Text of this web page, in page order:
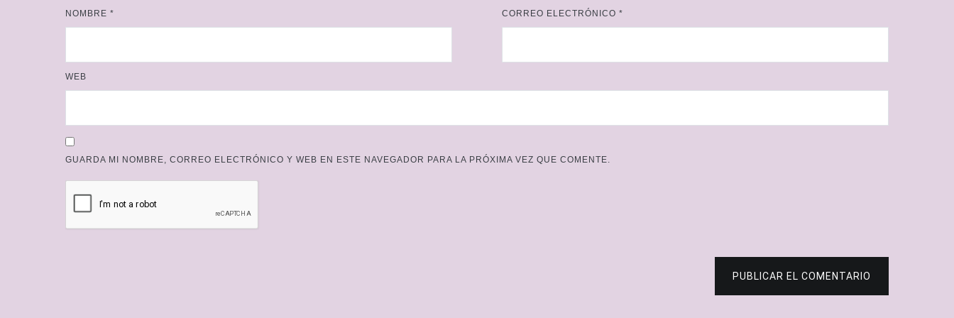
NOMBRE * CORREO ELECTRÓNICO *
WEB
GUARDA MI NOMBRE, CORREO ELECTRÓNICO Y WEB EN ESTE NAVEGADOR PARA LA PRÓXIMA VEZ QUE COMENTE.
PUBLICAR EL COMENTARIO